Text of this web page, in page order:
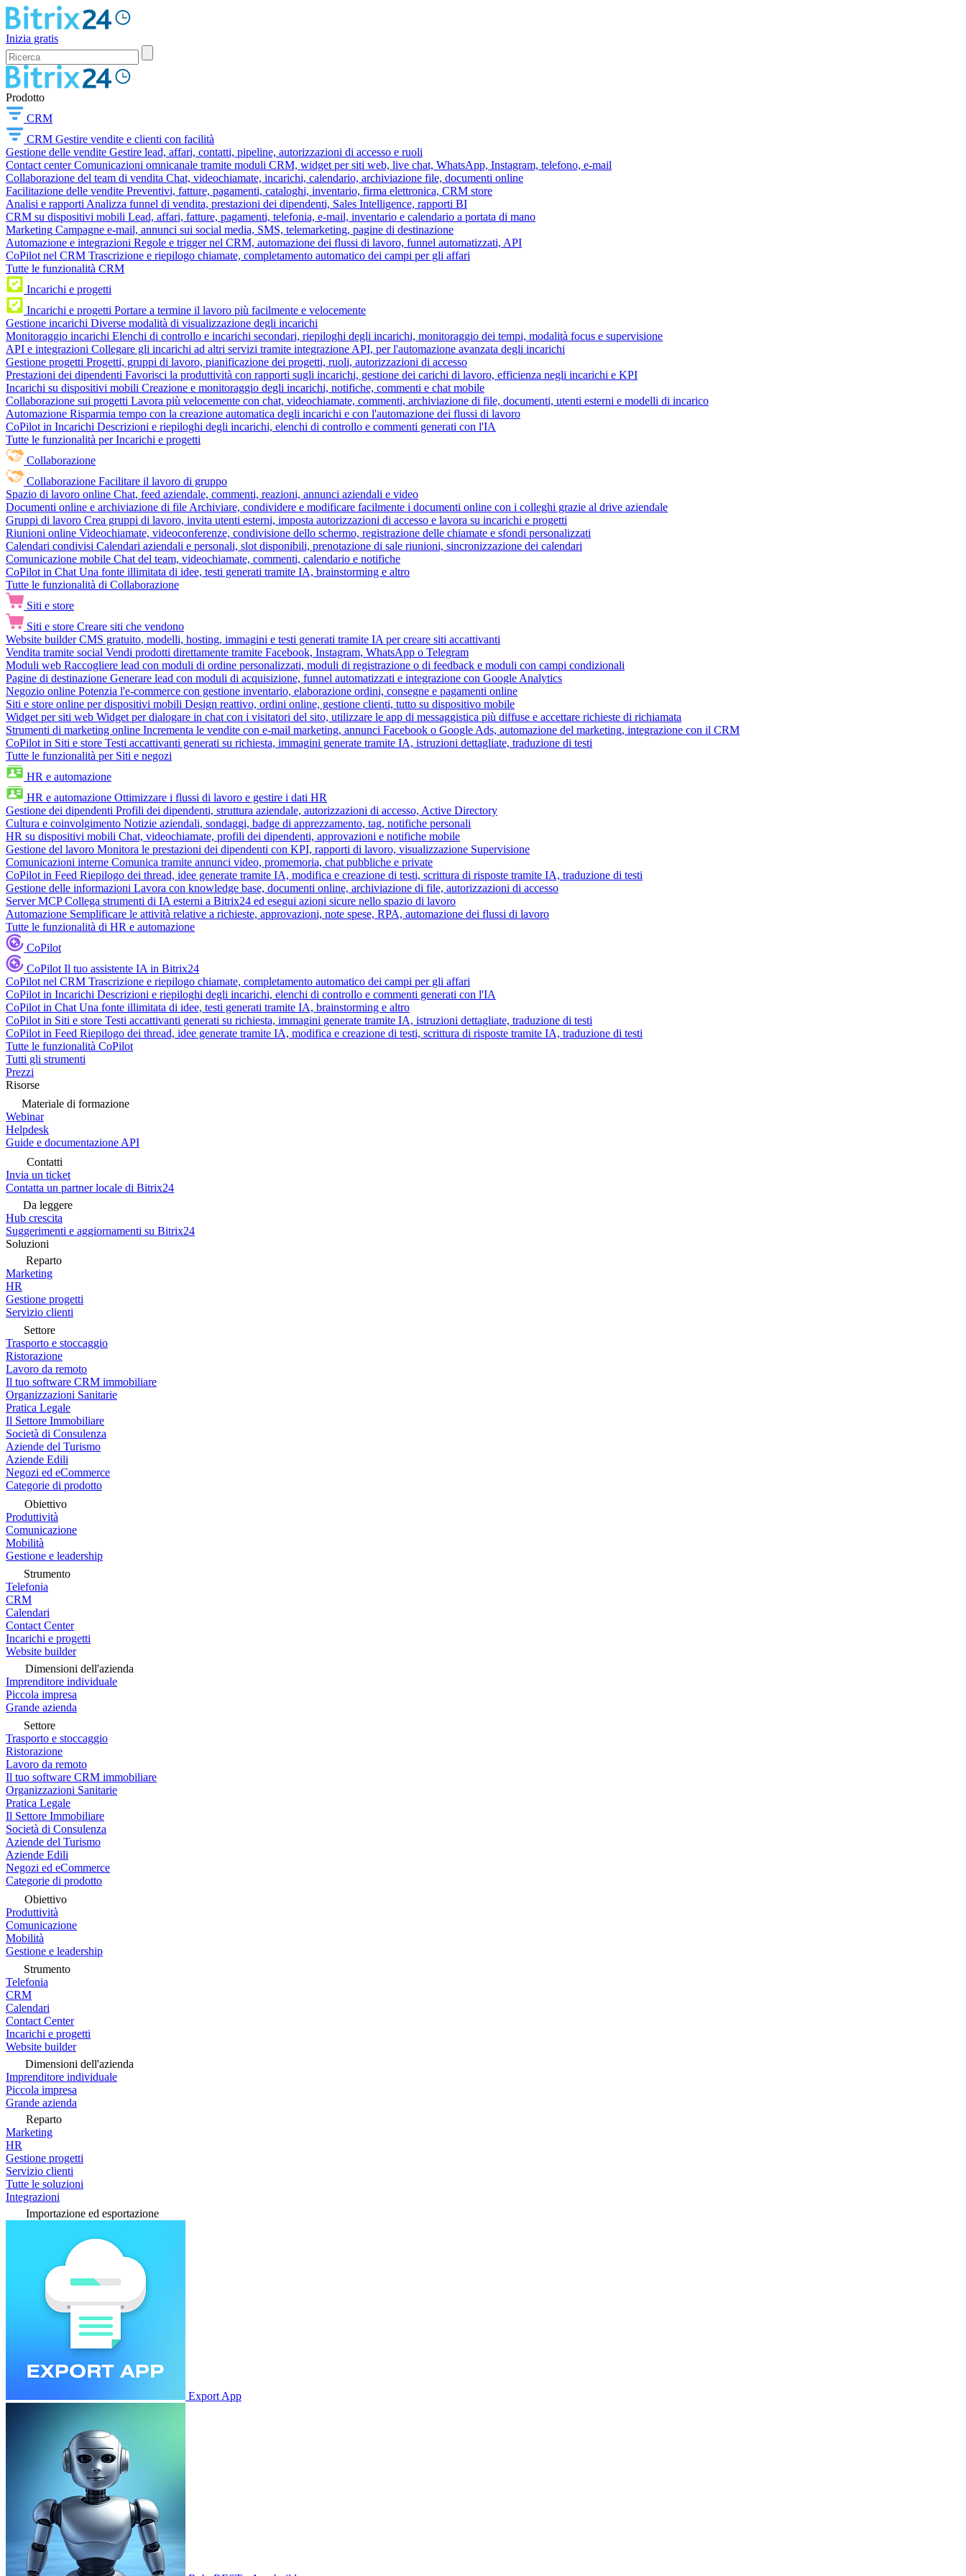
Inizia gratis
Prodotto
CRM
CRM Gestire vendite e clienti con facilità
Gestione delle vendite Gestire lead, affari, contatti, pipeline, autorizzazioni di accesso e ruoli
Contact center Comunicazioni omnicanale tramite moduli CRM, widget per siti web, live chat, WhatsApp, Instagram, telefono, e-mail
Collaborazione del team di vendita Chat, videochiamate, incarichi, calendario, archiviazione file, documenti online
Facilitazione delle vendite Preventivi, fatture, pagamenti, cataloghi, inventario, firma elettronica, CRM store
Analisi e rapporti Analizza funnel di vendita, prestazioni dei dipendenti, Sales Intelligence, rapporti BI
CRM su dispositivi mobili Lead, affari, fatture, pagamenti, telefonia, e-mail, inventario e calendario a portata di mano
Marketing Campagne e-mail, annunci sui social media, SMS, telemarketing, pagine di destinazione
Automazione e integrazioni Regole e trigger nel CRM, automazione dei flussi di lavoro, funnel automatizzati, API
CoPilot nel CRM Trascrizione e riepilogo chiamate, completamento automatico dei campi per gli affari
Tutte le funzionalità CRM
Incarichi e progetti
Incarichi e progetti Portare a termine il lavoro più facilmente e velocemente
Gestione incarichi Diverse modalità di visualizzazione degli incarichi
Monitoraggio incarichi Elenchi di controllo e incarichi secondari, riepiloghi degli incarichi, monitoraggio dei tempi, modalità focus e supervisione
API e integrazioni Collegare gli incarichi ad altri servizi tramite integrazione API, per l'automazione avanzata degli incarichi
Gestione progetti Progetti, gruppi di lavoro, pianificazione dei progetti, ruoli, autorizzazioni di accesso
Prestazioni dei dipendenti Favorisci la produttività con rapporti sugli incarichi, gestione dei carichi di lavoro, efficienza negli incarichi e KPI
Incarichi su dispositivi mobili Creazione e monitoraggio degli incarichi, notifiche, commenti e chat mobile
Collaborazione sui progetti Lavora più velocemente con chat, videochiamate, commenti, archiviazione di file, documenti, utenti esterni e modelli di incarico
Automazione Risparmia tempo con la creazione automatica degli incarichi e con l'automazione dei flussi di lavoro
CoPilot in Incarichi Descrizioni e riepiloghi degli incarichi, elenchi di controllo e commenti generati con l'IA
Tutte le funzionalità per Incarichi e progetti
Collaborazione
Collaborazione Facilitare il lavoro di gruppo
Spazio di lavoro online Chat, feed aziendale, commenti, reazioni, annunci aziendali e video
Documenti online e archiviazione di file Archiviare, condividere e modificare facilmente i documenti online con i colleghi grazie al drive aziendale
Gruppi di lavoro Crea gruppi di lavoro, invita utenti esterni, imposta autorizzazioni di accesso e lavora su incarichi e progetti
Riunioni online Videochiamate, videoconferenze, condivisione dello schermo, registrazione delle chiamate e sfondi personalizzati
Calendari condivisi Calendari aziendali e personali, slot disponibili, prenotazione di sale riunioni, sincronizzazione dei calendari
Comunicazione mobile Chat del team, videochiamate, commenti, calendario e notifiche
CoPilot in Chat Una fonte illimitata di idee, testi generati tramite IA, brainstorming e altro
Tutte le funzionalità di Collaborazione
Siti e store
Siti e store Creare siti che vendono
Website builder CMS gratuito, modelli, hosting, immagini e testi generati tramite IA per creare siti accattivanti
Vendita tramite social Vendi prodotti direttamente tramite Facebook, Instagram, WhatsApp o Telegram
Moduli web Raccogliere lead con moduli di ordine personalizzati, moduli di registrazione o di feedback e moduli con campi condizionali
Pagine di destinazione Generare lead con moduli di acquisizione, funnel automatizzati e integrazione con Google Analytics
Negozio online Potenzia l'e-commerce con gestione inventario, elaborazione ordini, consegne e pagamenti online
Siti e store online per dispositivi mobili Design reattivo, ordini online, gestione clienti, tutto su dispositivo mobile
Widget per siti web Widget per dialogare in chat con i visitatori del sito, utilizzare le app di messaggistica più diffuse e accettare richieste di richiamata
Strumenti di marketing online Incrementa le vendite con e-mail marketing, annunci Facebook o Google Ads, automazione del marketing, integrazione con il CRM
CoPilot in Siti e store Testi accattivanti generati su richiesta, immagini generate tramite IA, istruzioni dettagliate, traduzione di testi
Tutte le funzionalità per Siti e negozi
HR e automazione
HR e automazione Ottimizzare i flussi di lavoro e gestire i dati HR
Gestione dei dipendenti Profili dei dipendenti, struttura aziendale, autorizzazioni di accesso, Active Directory
Cultura e coinvolgimento Notizie aziendali, sondaggi, badge di apprezzamento, tag, notifiche personali
HR su dispositivi mobili Chat, videochiamate, profili dei dipendenti, approvazioni e notifiche mobile
Gestione del lavoro Monitora le prestazioni dei dipendenti con KPI, rapporti di lavoro, visualizzazione Supervisione
Comunicazioni interne Comunica tramite annunci video, promemoria, chat pubbliche e private
CoPilot in Feed Riepilogo dei thread, idee generate tramite IA, modifica e creazione di testi, scrittura di risposte tramite IA, traduzione di testi
Gestione delle informazioni Lavora con knowledge base, documenti online, archiviazione di file, autorizzazioni di accesso
Server MCP Collega strumenti di IA esterni a Bitrix24 ed esegui azioni sicure nello spazio di lavoro
Automazione Semplificare le attività relative a richieste, approvazioni, note spese, RPA, automazione dei flussi di lavoro
Tutte le funzionalità di HR e automazione
CoPilot
CoPilot Il tuo assistente IA in Bitrix24
CoPilot nel CRM Trascrizione e riepilogo chiamate, completamento automatico dei campi per gli affari
CoPilot in Incarichi Descrizioni e riepiloghi degli incarichi, elenchi di controllo e commenti generati con l'IA
CoPilot in Chat Una fonte illimitata di idee, testi generati tramite IA, brainstorming e altro
CoPilot in Siti e store Testi accattivanti generati su richiesta, immagini generate tramite IA, istruzioni dettagliate, traduzione di testi
CoPilot in Feed Riepilogo dei thread, idee generate tramite IA, modifica e creazione di testi, scrittura di risposte tramite IA, traduzione di testi
Tutte le funzionalità CoPilot
Tutti gli strumenti
Prezzi
Risorse
Materiale di formazione
Webinar
Helpdesk
Guide e documentazione API
Contatti
Invia un ticket
Contatta un partner locale di Bitrix24
Da leggere
Hub crescita
Suggerimenti e aggiornamenti su Bitrix24
Soluzioni
Reparto
Marketing
HR
Gestione progetti
Servizio clienti
Settore
Trasporto e stoccaggio
Ristorazione
Lavoro da remoto
Il tuo software CRM immobiliare
Organizzazioni Sanitarie
Pratica Legale
Il Settore Immobiliare
Società di Consulenza
Aziende del Turismo
Aziende Edili
Negozi ed eCommerce
Categorie di prodotto
Obiettivo
Produttività
Comunicazione
Mobilità
Gestione e leadership
Strumento
Telefonia
CRM
Calendari
Contact Center
Incarichi e progetti
Website builder
Dimensioni dell'azienda
Imprenditore individuale
Piccola impresa
Grande azienda
Settore
Trasporto e stoccaggio
Ristorazione
Lavoro da remoto
Il tuo software CRM immobiliare
Organizzazioni Sanitarie
Pratica Legale
Il Settore Immobiliare
Società di Consulenza
Aziende del Turismo
Aziende Edili
Negozi ed eCommerce
Categorie di prodotto
Obiettivo
Produttività
Comunicazione
Mobilità
Gestione e leadership
Strumento
Telefonia
CRM
Calendari
Contact Center
Incarichi e progetti
Website builder
Dimensioni dell'azienda
Imprenditore individuale
Piccola impresa
Grande azienda
Reparto
Marketing
HR
Gestione progetti
Servizio clienti
Tutte le soluzioni
Integrazioni
Importazione ed esportazione
Export App